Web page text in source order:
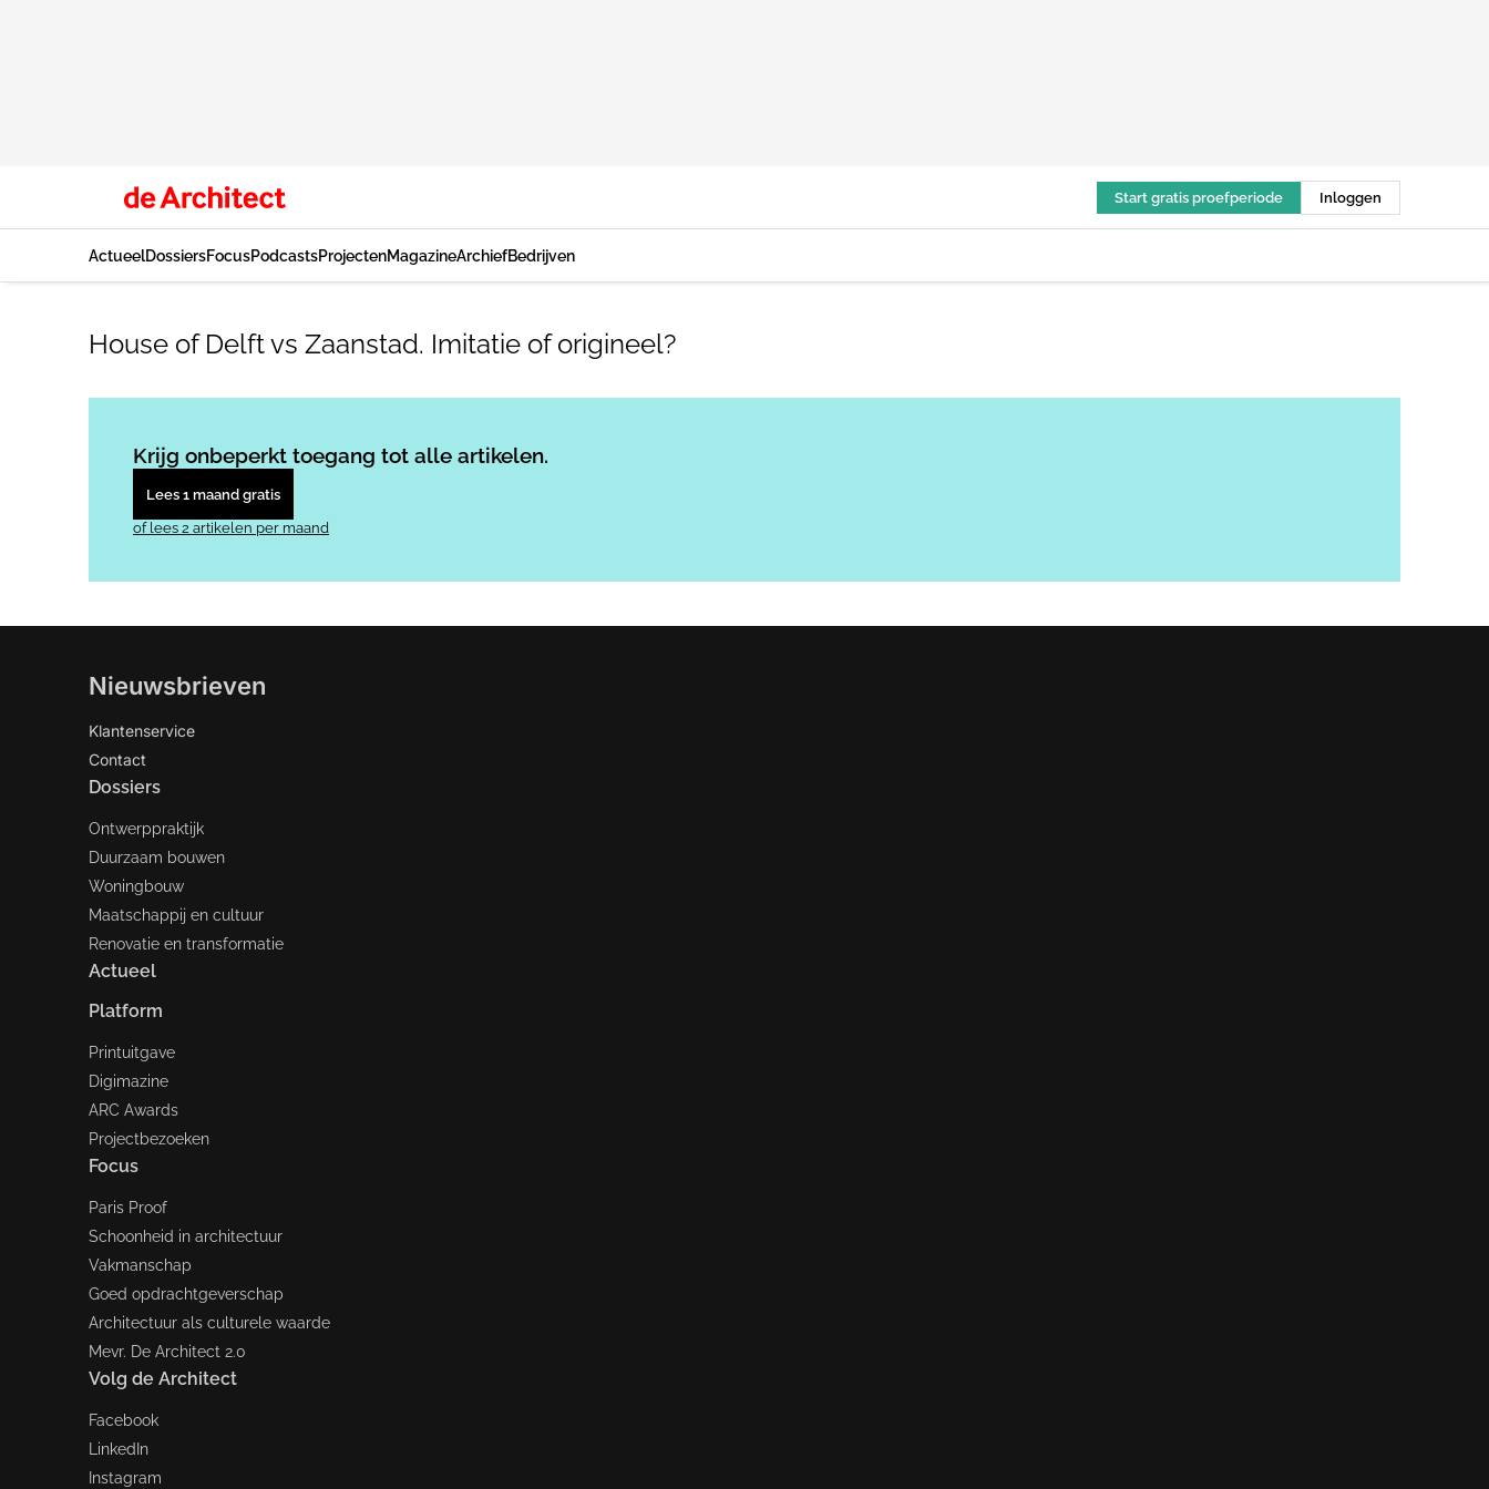
Start gratis proefperiode Inloggen
ActueelDossiersFocusPodcastsProjectenMagazineArchiefBedrijven
House of Delft vs Zaanstad. Imitatie of origineel?
Krijg onbeperkt toegang tot alle artikelen.
Lees 1 maand gratis
of lees 2 artikelen per maand
Nieuwsbrieven
Klantenservice
Contact
Dossiers
Ontwerppraktijk
Duurzaam bouwen
Woningbouw
Maatschappij en cultuur
Renovatie en transformatie
Actueel
Platform
Printuitgave
Digimazine
ARC Awards
Projectbezoeken
Focus
Paris Proof
Schoonheid in architectuur
Vakmanschap
Goed opdrachtgeverschap
Architectuur als culturele waarde
Mevr. De Architect 2.0
Volg de Architect
Facebook
LinkedIn
Instagram